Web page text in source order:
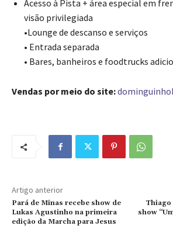
Acesso à Pista + área especial em
visão privilegiada
•Lounge de descanso e serviços
• Entrada separada
• Bares, banheiros e foodtrucks
Vendas por meio do site:
Artigo anterior
Pará de Minas recebe show de
Lukas Agustinho na primeira
edição da Marcha para Jesus
Thiago
show